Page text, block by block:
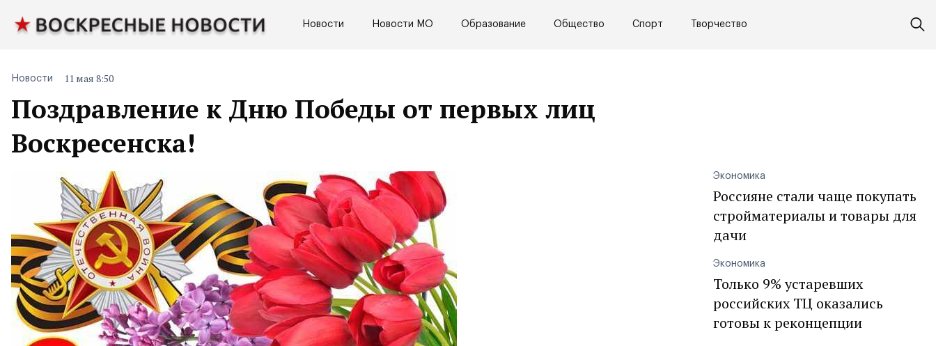
Новости Новости МО Образование Общество Спорт Творчество
Поздравление к Дню Победы от первых лиц
Воскресенска!
Новости 11 мая 8:50
Экономика
Россияне стали чаще покупать
стройматериалы и товары для
дачи
Экономика
Только 9% устаревших
российских ТЦ оказались
готовы к реконцепции